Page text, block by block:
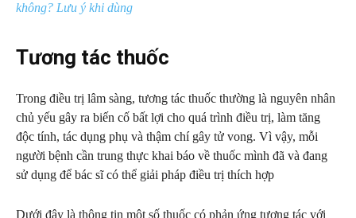
không? Lưu ý khi dùng
Tương tác thuốc
Trong điều trị lâm sàng, tương tác thuốc thường là nguyên nhân
chủ yếu gây ra biến cố bất lợi cho quá trình điều trị, làm tăng
độc tính, tác dụng phụ và thậm chí gây tử vong. Vì vậy, mỗi
người bệnh cần trung thực khai báo về thuốc mình đã và đang
sử dụng để bác sĩ có thể giải pháp điều trị thích hợp
Dưới đây là thông tin một số thuốc có phản ứng tương tác với